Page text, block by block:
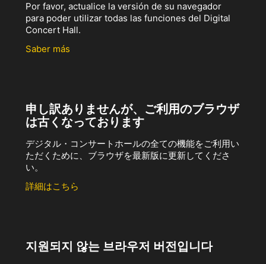
Por favor, actualice la versión de su navegador
para poder utilizar todas las funciones del Digital
Concert Hall.
Saber más
申し訳ありませんが、ご利用のブラウザ
は古くなっております
デジタル・コンサートホールの全ての機能をご利用い
ただくために、ブラウザを最新版に更新してくださ
い。
詳細はこちら
지원되지 않는 브라우저 버전입니다